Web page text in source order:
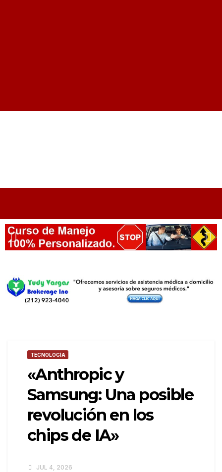
TECNOLOGÍA
«Anthropic y
Samsung: Una posible
revolución en los
chips de IA»
JUL 4, 2026